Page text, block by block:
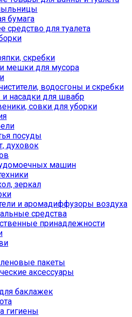
бумага
средство для туалета
скребки
мешки для мусора
водосгоны и скребки
насадки для швабр
совки для уборки
посуды
духовок
машин
зеркал
и аромадиффузоры воздуха
средства
принадлежности
пакеты
аксессуары
баклажек
гигиены